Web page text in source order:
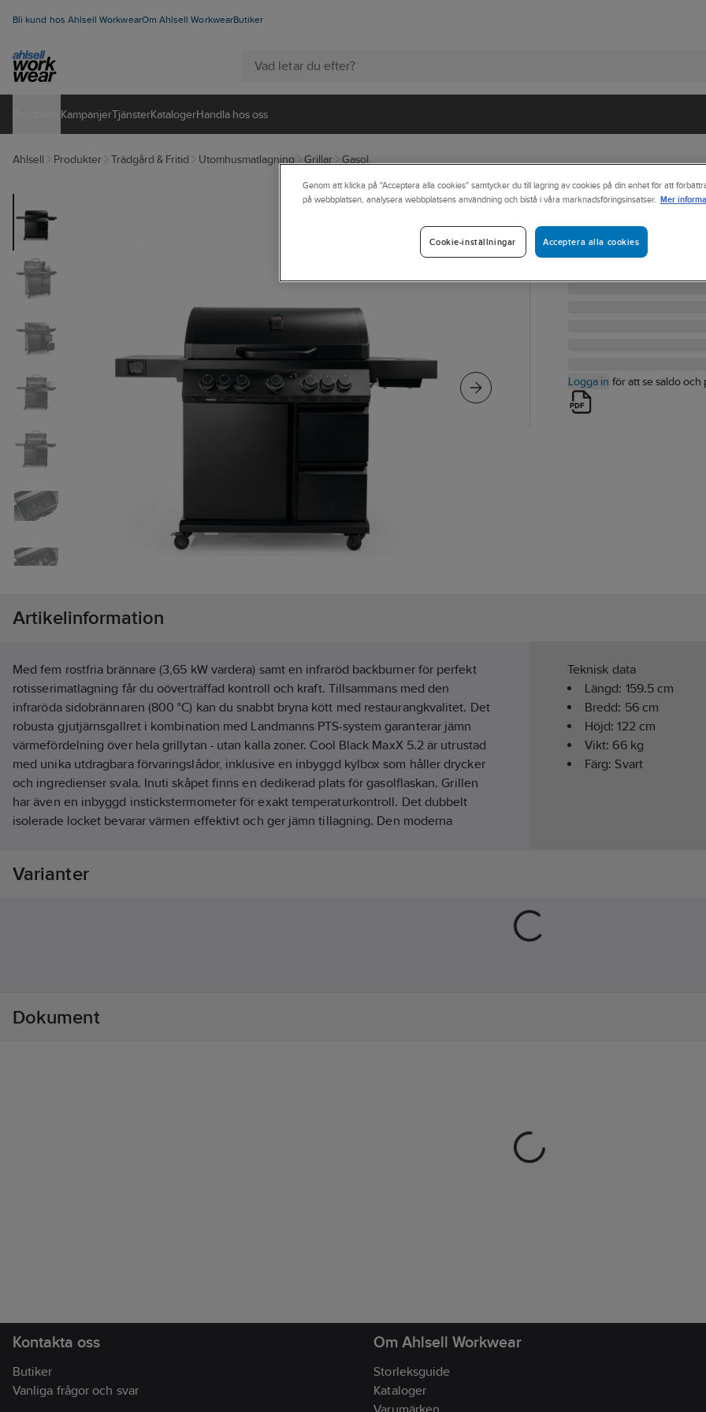
Bli kund hos Ahlsell WorkwearOm Ahlsell WorkwearButiker
KampanjerTjänsterKatalogerHandla hos oss
Ahlsell Produkter Trädgård & Fritid Utomhusmatlagning Grillar Gasol
LANDMANN
GASOLGRILL COOL
Artikelnr: 83885631
Logga in för att se saldo och
Artikelinformation
Med fem rostfria brännare (3,65 kW vardera) samt en infraröd backburner för perfekt
rotisserimatlagning får du oöverträffad kontroll och kraft. Tillsammans med den
infraröda sidobrännaren (800 °C) kan du snabbt bryna kött med restaurangkvalitet. Det
robusta gjutjärnsgallret i kombination med Landmanns PTS-system garanterar jämn
värmefördelning över hela grillytan - utan kalla zoner. Cool Black MaxX 5.2 är utrustad
med unika utdragbara förvaringslådor, inklusive en inbyggd kylbox som håller drycker
och ingredienser svala. Inuti skåpet finns en dedikerad plats för gasolflaskan. Grillen
har även en inbyggd instickstermometer för exakt temperaturkontroll. Det dubbelt
isolerade locket bevarar värmen effektivt och ger jämn tillagning. Den moderna
grillmästare. Stor grillyta: 88,5 × 41 cm - plats för stora grillmåltider. Rymligt
Ean artikelnr:
4067526092496
Teknisk data
Längd: 159.5cm
Bredd: 56cm
Höjd:122cm
Vikt:66kg
Färg:Svart
Varianter
Dokument
Kontakta oss
Butiker
Vanliga frågor och svar
Om Ahlsell Workwear
Storleksguide
Kataloger
Genom att klicka på "Acceptera alla cookies" samtycker du till lagring av cookies på din enhet för att
på webbplatsen, analysera webbplatsens användning och bistå i våra marknadsföringsinsatser. Mer
Acceptera alla cookies
Cookie-inställningar